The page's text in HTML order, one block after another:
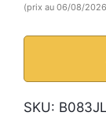
(prix au 06/08/
SKU: